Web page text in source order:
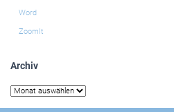
Word
ZoomIt
Archiv
Archiv